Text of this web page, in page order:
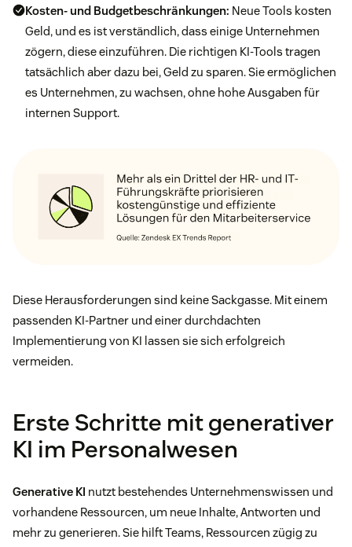
Kosten- und Budgetbeschränkungen: Neue Tools kosten
Geld, und es ist verständlich, dass einige Unternehmen
zögern, diese einzuführen. Die richtigen KI-Tools tragen
tatsächlich aber dazu bei, Geld zu sparen. Sie ermöglichen
es Unternehmen, zu wachsen, ohne hohe Ausgaben für
internen Support.
Diese Herausforderungen sind keine Sackgasse. Mit einem
passenden KI-Partner und einer durchdachten
Implementierung von KI lassen sie sich erfolgreich
vermeiden.
Erste Schritte mit generativer
KI im Personalwesen
Generative KI nutzt bestehendes Unternehmenswissen und
vorhandene Ressourcen, um neue Inhalte, Antworten und
mehr zu generieren. Sie hilft Teams, Ressourcen zügig zu